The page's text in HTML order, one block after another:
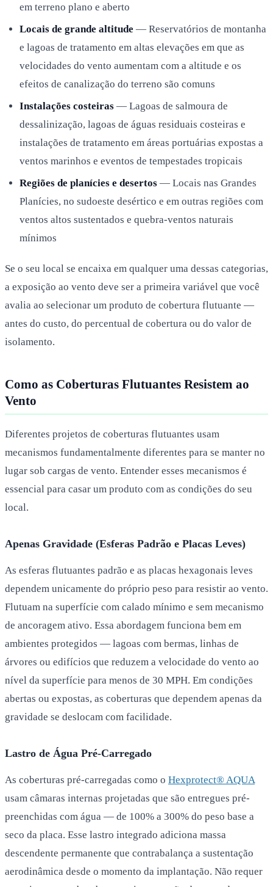
em terreno plano e aberto
Locais de grande altitude — Reservatórios de montanha
e lagoas de tratamento em altas elevações em que as
velocidades do vento aumentam com a altitude e os
efeitos de canalização do terreno são comuns
Instalações costeiras — Lagoas de salmoura de
dessalinização, lagoas de águas residuais costeiras e
instalações de tratamento em áreas portuárias expostas a
ventos marinhos e eventos de tempestades tropicais
Regiões de planícies e desertos — Locais nas Grandes
Planícies, no sudoeste desértico e em outras regiões com
ventos altos sustentados e quebra-ventos naturais
mínimos
Se o seu local se encaixa em qualquer uma dessas categorias,
a exposição ao vento deve ser a primeira variável que você
avalia ao selecionar um produto de cobertura flutuante —
antes do custo, do percentual de cobertura ou do valor de
isolamento.
Como as Coberturas Flutuantes Resistem ao
Vento
Diferentes projetos de coberturas flutuantes usam
mecanismos fundamentalmente diferentes para se manter no
lugar sob cargas de vento. Entender esses mecanismos é
essencial para casar um produto com as condições do seu
local.
Apenas Gravidade (Esferas Padrão e Placas Leves)
As esferas flutuantes padrão e as placas hexagonais leves
dependem unicamente do próprio peso para resistir ao vento.
Flutuam na superfície com calado mínimo e sem mecanismo
de ancoragem ativo. Essa abordagem funciona bem em
ambientes protegidos — lagoas com bermas, linhas de
árvores ou edifícios que reduzem a velocidade do vento ao
nível da superfície para menos de 30 MPH. Em condições
abertas ou expostas, as coberturas que dependem apenas da
gravidade se deslocam com facilidade.
Lastro de Água Pré-Carregado
As coberturas pré-carregadas como o Hexprotect® AQUA
usam câmaras internas projetadas que são entregues pré-
preenchidas com água — de 100% a 300% do peso base a
seco da placa. Esse lastro integrado adiciona massa
descendente permanente que contrabalança a sustentação
aerodinâmica desde o momento da implantação. Não requer